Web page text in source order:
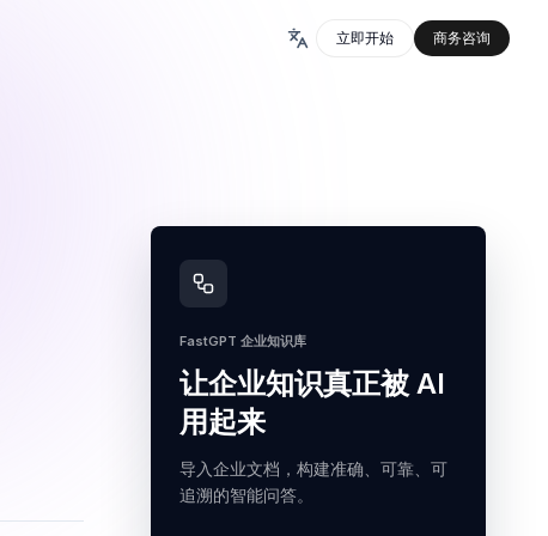
立即开始 商务咨询
FastGPT 企业知识库
让企业知识真正被 AI
用起来
导入企业文档，构建准确、可靠、可
追溯的智能问答。